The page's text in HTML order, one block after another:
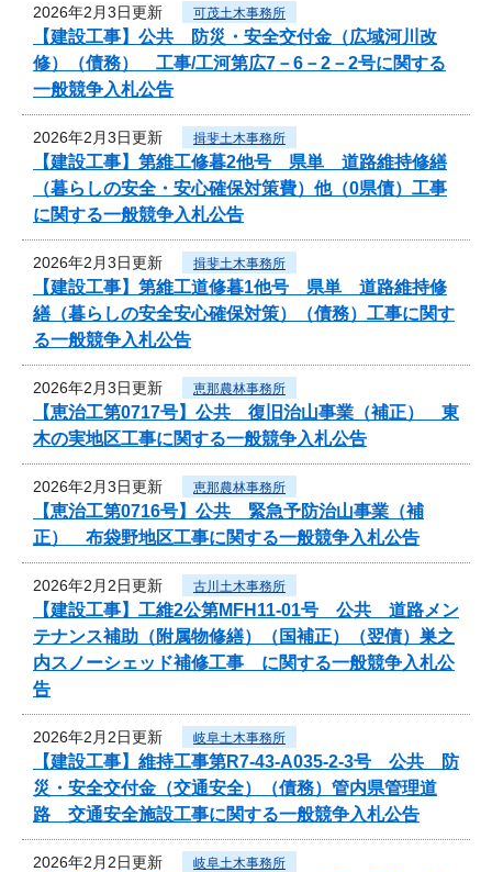
2026年2月3日更新 可茂土木事務所
【建設工事】公共 防災・安全交付金（広域河川改
修）（債務） 工事/工河第広7－6－2－2号に関する
一般競争入札公告
2026年2月3日更新 揖斐土木事務所
【建設工事】第維工修暮2他号 県単 道路維持修繕
（暮らしの安全・安心確保対策費）他（0県債）工事
に関する一般競争入札公告
2026年2月3日更新 揖斐土木事務所
【建設工事】第維工道修暮1他号 県単 道路維持修
繕（暮らしの安全安心確保対策）（債務）工事に関す
る一般競争入札公告
2026年2月3日更新 恵那農林事務所
【恵治工第0717号】公共 復旧治山事業（補正） 東
木の実地区工事に関する一般競争入札公告
2026年2月3日更新 恵那農林事務所
【恵治工第0716号】公共 緊急予防治山事業（補
正） 布袋野地区工事に関する一般競争入札公告
2026年2月2日更新 古川土木事務所
【建設工事】工維2公第MFH11-01号 公共 道路メン
テナンス補助（附属物修繕）（国補正）（翌債）巣之
内スノーシェッド補修工事 に関する一般競争入札公
告
2026年2月2日更新 岐阜土木事務所
【建設工事】維持工事第R7-43-A035-2-3号 公共 防
災・安全交付金（交通安全）（債務）管内県管理道
路 交通安全施設工事に関する一般競争入札公告
2026年2月2日更新 岐阜土木事務所